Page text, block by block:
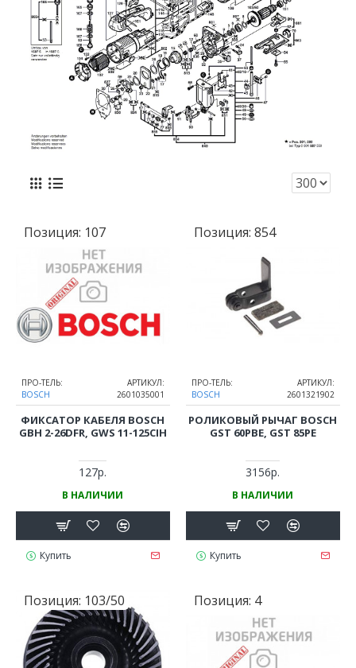
Позиция: 107
ПРО-ТЕЛЬ:
BOSCH
АРТИКУЛ:
2601035001
ФИКСАТОР КАБЕЛЯ BOSCH
GBH 2-26DFR, GWS 11-125CIH
127р.
В НАЛИЧИИ
Купить
Позиция: 854
ПРО-ТЕЛЬ:
BOSCH
АРТИКУЛ:
2601321902
РОЛИКОВЫЙ РЫЧАГ BOSCH
GST 60PBE, GST 85PE
3156р.
В НАЛИЧИИ
Купить
Позиция: 103/50 Позиция: 4